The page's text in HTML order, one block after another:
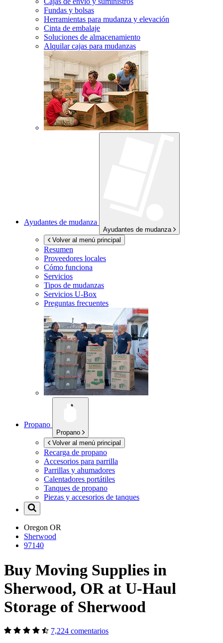
Fundas y bolsas
Herramientas para mudanza y elevación
Cinta de embalaje
Soluciones de almacenamiento
Alquilar cajas para mudanzas
Ayudantes de mudanza
Ayudantes de mudanza
Volver al menú principal
Resumen
Proveedores locales
Cómo funciona
Servicios
Tipos de mudanzas
Servicios U-Box
Preguntas frecuentes
Propano
Propano
Volver al menú principal
Recarga de propano
Accesorios para parrilla
Parrillas y ahumadores
Calentadores portátiles
Tanques de propano
Piezas y accesorios de tanques
Oregon OR
Sherwood
97140
Buy Moving Supplies in
Sherwood, OR at U-Haul
Storage of Sherwood
7,224 comentarios